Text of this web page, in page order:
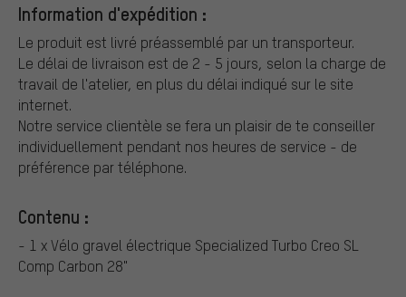
Information d'expédition :
Le produit est livré préassemblé par un transporteur.
Le délai de livraison est de 2 - 5 jours, selon la charge de
travail de l'atelier, en plus du délai indiqué sur le site
internet.
Notre service clientèle se fera un plaisir de te conseiller
individuellement pendant nos heures de service - de
préférence par téléphone.
Contenu :
- 1 x Vélo gravel électrique Specialized Turbo Creo SL
Comp Carbon 28"